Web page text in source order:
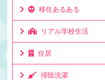
移住あるある
リアル学校生活
住居
掃除洗濯